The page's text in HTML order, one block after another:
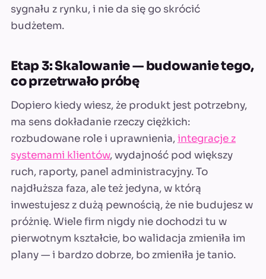
sygnału z rynku, i nie da się go skrócić
budżetem.
Etap 3: Skalowanie — budowanie tego,
co przetrwało próbę
Dopiero kiedy wiesz, że produkt jest potrzebny,
ma sens dokładanie rzeczy ciężkich:
rozbudowane role i uprawnienia,integracje z
systemami klientów, wydajność pod większy
ruch, raporty, panel administracyjny. To
najdłuższa faza, ale też jedyna, w którą
inwestujesz z dużą pewnością, że nie budujesz w
próżnię. Wiele firm nigdy nie dochodzi tu w
pierwotnym kształcie, bo walidacja zmieniła im
plany — i bardzo dobrze, bo zmieniła je tanio.